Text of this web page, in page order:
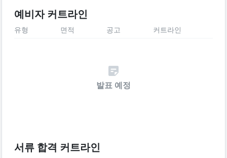
예비자 커트라인
유형 면적 공고 커트라인
발표 예정
서류 합격 커트라인